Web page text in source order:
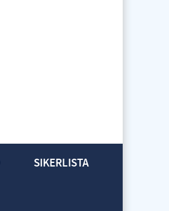
SIKERLISTA